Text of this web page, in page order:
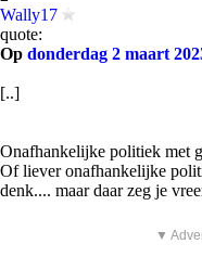
Wally17
quote:
Op donderdag 2 maart
[..]
Onafhankelijke politiek met
Of liever onafhankelijke
denk.... maar daar zeg je
▼